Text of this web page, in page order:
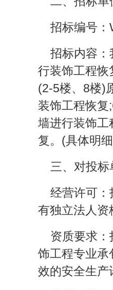
招标编号
招标内容：
行装饰工程恢
(2-5楼、8楼)
装饰工程恢
墙进行装饰工
复。(具体明
三、对投
经营许可：
有独立法人资
资质要求
饰工程专业承
效的安全生产